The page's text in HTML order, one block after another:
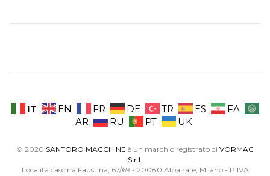
IT EN FR DE TR ES
FA
AR
RU PT UK
© 2020 SANTORO MACCHINE è un marchio registrato di VORMAC
S.r.l.
Località cascina Faustina, 67/69 - 20080 Albairate, Milano - P.IVA